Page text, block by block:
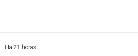
Há 21 horas